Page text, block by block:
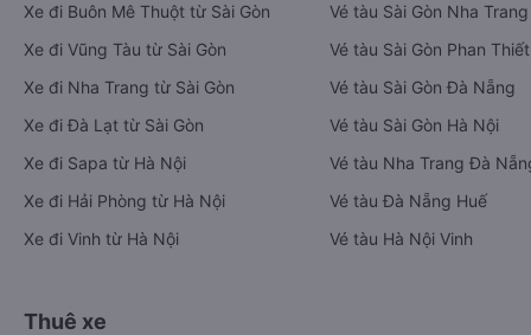
Xe đi Buôn Mê Thuột từ Sài Gòn
Xe đi Vũng Tàu từ Sài Gòn
Xe đi Nha Trang từ Sài Gòn
Xe đi Đà Lạt từ Sài Gòn
Xe đi Sapa từ Hà Nội
Xe đi Hải Phòng từ Hà Nội
Xe đi Vinh từ Hà Nội
Vé tàu Sài Gòn Nha Trang
Vé tàu Sài Gòn Phan Thiết
Vé tàu Sài Gòn Đà Nẵng
Vé tàu Sài Gòn Hà Nội
Vé tàu Nha Trang Đà
Vé tàu Đà Nẵng Huế
Vé tàu Hà Nội Vinh
Thuê xe